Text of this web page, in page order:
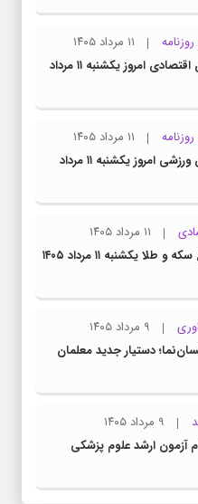
۱۱ مرداد ۱۴۰۵
روزنامه های اقتصادی امروز یکشنبه ۱۱ مرداد
۱۱ مرداد ۱۴۰۵
روزنامه های ورزشی امروز یکشنبه ۱۱ مرداد
۱۱ مرداد ۱۴۰۵
طلا یکشنبه ۱۱ مرداد ۱۴۰۵
۹ مرداد ۱۴۰۵
دستیار جدید معلمان
۹ مرداد ۱۴۰۵
آزمون ارشد علوم پزشکی